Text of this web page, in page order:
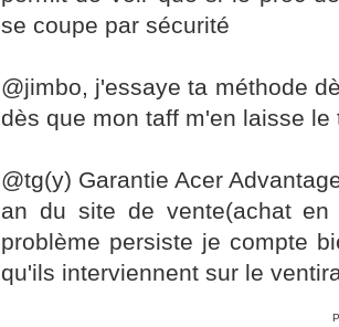
se coupe par sécurité
@jimbo, j'essaye ta méthode
dès que mon taff m'en laisse le
@tg(y) Garantie Acer
an du site de vente(achat
problème persiste je compte
qu'ils interviennent sur le